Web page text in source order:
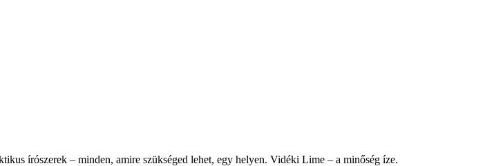
írószerek – minden, amire szükséged lehet, egy helyen. Vidéki Lime – a minőség íze.